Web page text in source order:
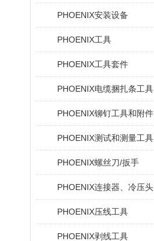
PHOENIX安装设备
PHOENIX工具
PHOENIX工具套件
PHOENIX电缆捆扎条工具
PHOENIX铆钉工具和附件
PHOENIX测试和测量工具
PHOENIX螺丝刀/扳手
PHOENIX压线工具
PHOENIX剥线工具